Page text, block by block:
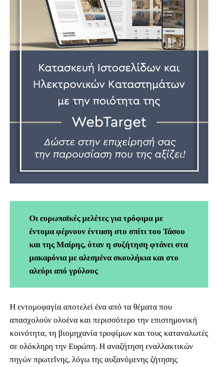
Οι ευρωπαϊκές μελέτες για τρόφιμα με
έντομα φέρνουν ένταση στο σπίτι του Τάσου
και της Μαίρης, όταν η συζήτηση φτάνει στα
μακαρόνια με αλεσμένα σκουλήκια και στο
αλεύρι από γρύλους
Η εντομοφαγία αποτελεί ένα από τα θέματα που
απασχολούν ολοένα και περισσότερο την επιστημονική
κοινότητα, τη βιομηχανία τροφίμων και τους καταναλωτές
σε ολόκληρη την Ευρώπη. Η αναζήτηση εναλλακτικών
πηγών πρωτεΐνης, λόγω της αυξανόμενης ζήτησης